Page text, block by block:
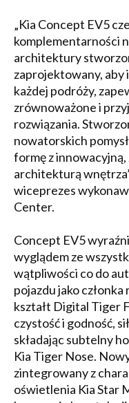
„Kia Concept EV5
komplementarności
architektury
zaprojektowany, aby
każdej podróży,
zrównoważone i
rozwiązania.
nowatorskich
formę z
architekturą
wiceprezes
Center.
Concept EV5
wyglądem ze
wątpliwości co do
pojazdu jako
kształt Digital Tiger
czystość i godność,
składając subtelny
Kia Tiger Nose.
zintegrowany z
oświetlenia Kia Star